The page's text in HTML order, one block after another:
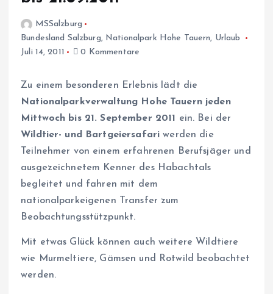
MSSalzburg
Bundesland Salzburg, Nationalpark Hohe Tauern, Urlaub
Juli 14, 2011
0 Kommentare
Zu einem besonderen Erlebnis lädt die
Nationalparkverwaltung Hohe Tauern jeden
Mittwoch bis 21. September 2011
ein. Bei der
Wildtier- und Bartgeiersafari werden die
Teilnehmer von einem erfahrenen Berufsjäger und
ausgezeichnetem Kenner des Habachtals
begleitet und fahren mit dem
nationalparkeigenen Transfer zum
Beobachtungsstützpunkt.
Mit etwas Glück können auch weitere Wildtiere
wie Murmeltiere, Gämsen und Rotwild beobachtet
werden.